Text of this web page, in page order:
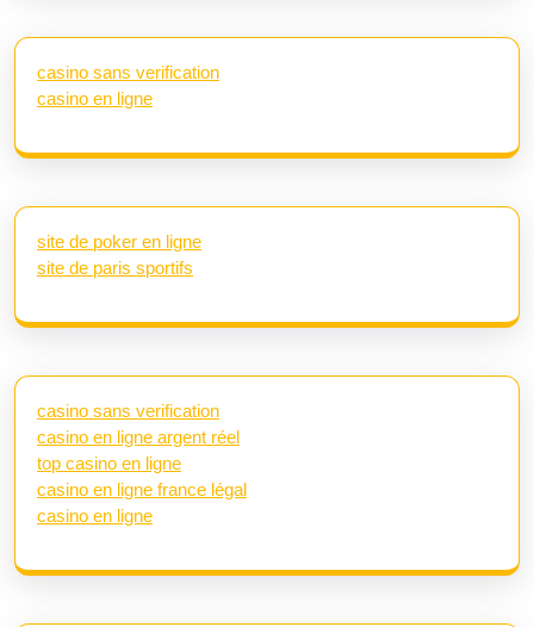
casino sans verification
casino en ligne
site de poker en ligne
site de paris sportifs
casino sans verification
casino en ligne argent réel
top casino en ligne
casino en ligne france légal
casino en ligne